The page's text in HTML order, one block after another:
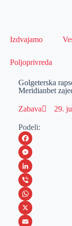
Izdvajamo
Poljoprivreda
Golgeterska
Meridianbet
Zabava 29.
Podeli:
F
a
c
e
b
o
M
e
s
s
e
L
i
n
k
V
i
b
W
h
X